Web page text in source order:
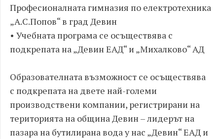
Професионалната гимназия по електротехника
„А.С.Попов“ в град Девин
• Учебната програма се осъществява с
подкрепата на „Девин ЕАД“ и „Михалково“ АД
Образователната възможност се осъществява
с подкрепата на двете най-големи
производствени компании, регистрирани на
територията на община Девин – лидерът на
пазара на бутилирана вода у нас „Девин“ ЕАД и